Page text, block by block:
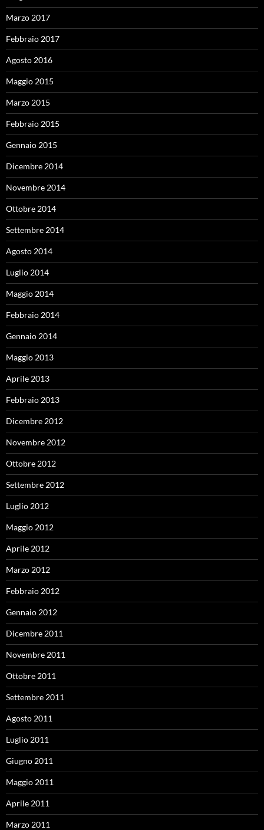
Marzo 2017
Febbraio 2017
Agosto 2016
Maggio 2015
Marzo 2015
Febbraio 2015
Gennaio 2015
Dicembre 2014
Novembre 2014
Ottobre 2014
Settembre 2014
Agosto 2014
Luglio 2014
Maggio 2014
Febbraio 2014
Gennaio 2014
Maggio 2013
Aprile 2013
Febbraio 2013
Dicembre 2012
Novembre 2012
Ottobre 2012
Settembre 2012
Luglio 2012
Maggio 2012
Aprile 2012
Marzo 2012
Febbraio 2012
Gennaio 2012
Dicembre 2011
Novembre 2011
Ottobre 2011
Settembre 2011
Agosto 2011
Luglio 2011
Giugno 2011
Maggio 2011
Aprile 2011
Marzo 2011